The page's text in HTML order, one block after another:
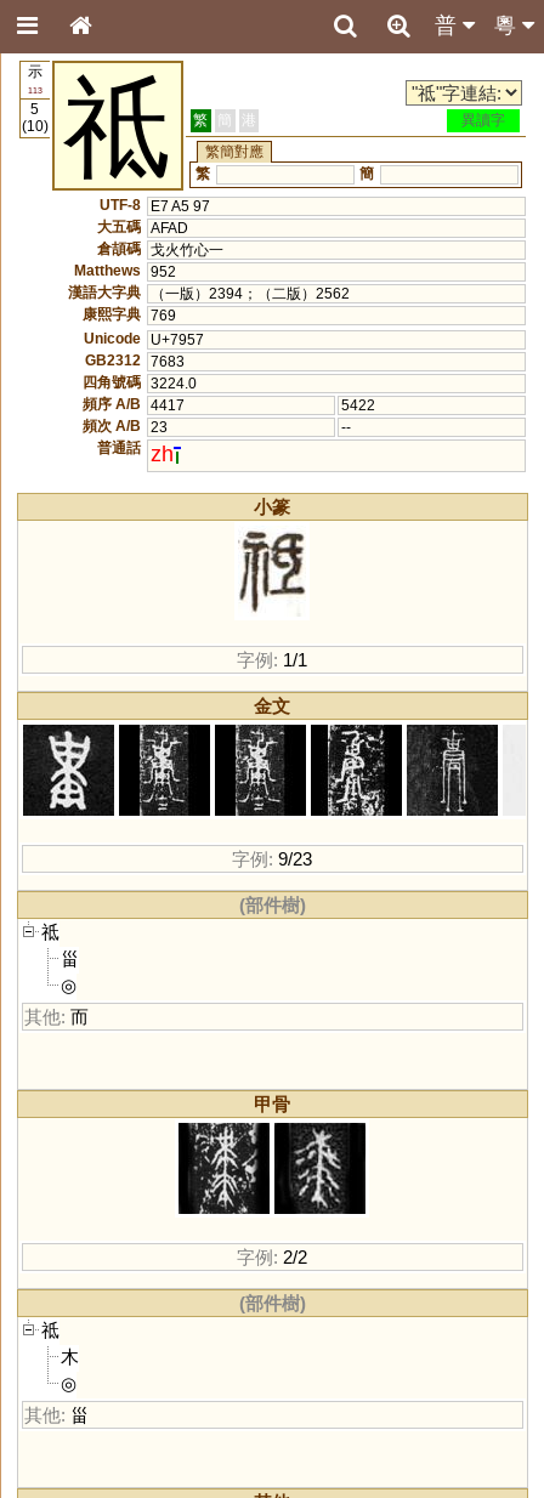
粵
普
示
113
5
(10)
祗 繁 簡 港
異讀字
繁簡對應
繁
簡
UTF-8
E7 A5 97
大五碼 AFAD
倉頡碼 戈火竹心一
Matthews
952
漢語大字典
（一版）2394；（二版）2562
康熙字典 769
Unicode
U+7957
GB2312
7683
四角號碼 3224.0
頻序 A/B
4417
5422
頻次 A/B
23
--
普通話 zh
小篆
字例: 1/1
金文
字例: 9/23
(部件樹)
祗
甾
◎
其他: 而
甲骨
字例: 2/2
(部件樹)
祗
木
◎
其他: 甾